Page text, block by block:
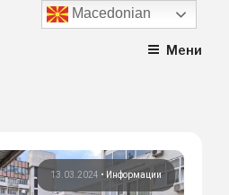
Мени
13.03.2024 • Информации
Macedonian